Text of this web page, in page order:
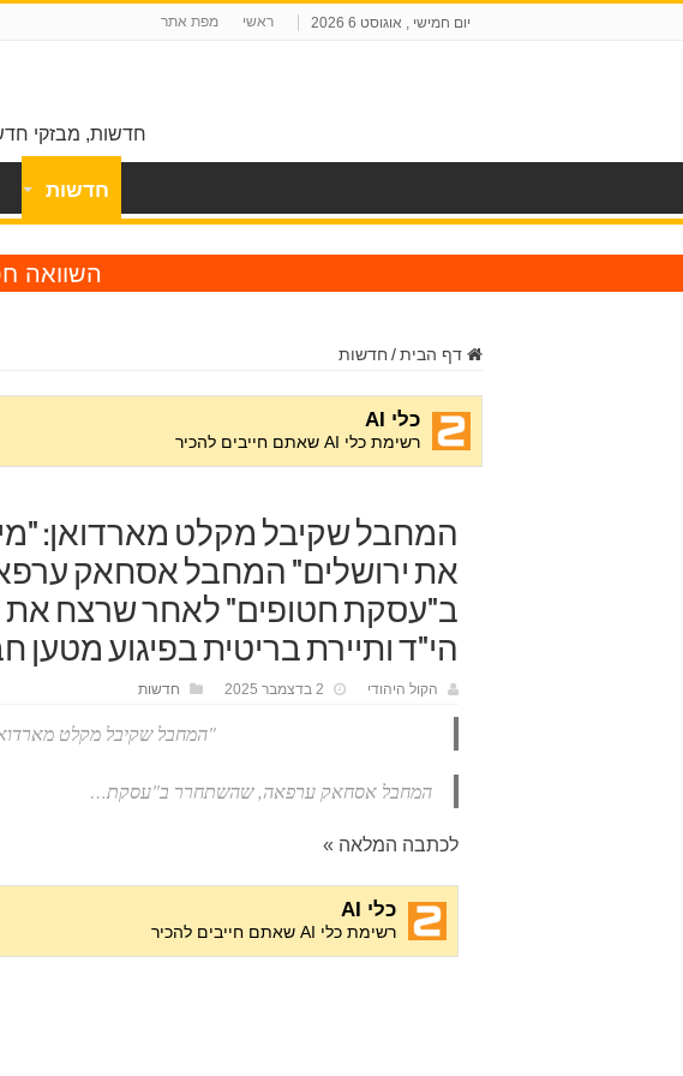
יום חמישי , אוגוסט 6 2026 ראשי מפת אתר
חדשות, מבזקי חדשות
חדשות
השוואה
דף הבית/ חדשות
המחבל שקיבל מקלט מארדואן:
את ירושלים" המחבל אסחאק
ב"עסקת חטופים" לאחר שרצח את
הי"ד ותיירת בריטית בפיגוע מטען
הקול היהודי 2 בדצמבר 2025 חדשות
המחבל שקיבל מקלט מארדואן: "מייחל שטורקיה תכבוש את ירושלים"
המחבל אסחאק ערפאה, שהשתחרר ב"עסקת…
לכתבה המלאה »